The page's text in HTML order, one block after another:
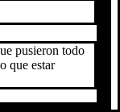
pusieron todo
que estar